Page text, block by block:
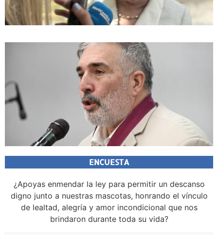
ENCUESTA
¿Apoyas enmendar la ley para permitir un descanso
digno junto a nuestras mascotas, honrando el vínculo
de lealtad, alegría y amor incondicional que nos
brindaron durante toda su vida?